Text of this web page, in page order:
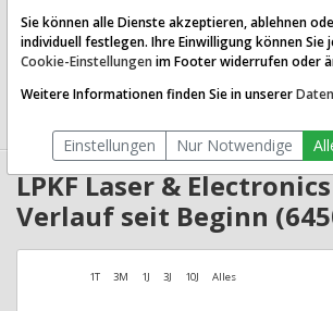
Website:
http://www.lpkf.de
Sektor:
Industrials / Specialty Industrial
0.38 Mrd. EUR
Anzahl
24,496,546
LPKF Laser &
Verlauf seit Beginn
1T 3M 1J 3J 10J Alles
Sie können alle Dienste akzeptieren, ablehnen
individuell festlegen. Ihre Einwilligung können Sie
Cookie-Einstellungen im Footer widerrufen oder
Weitere Informationen finden Sie in unserer
Einstellungen Nur Notwendige